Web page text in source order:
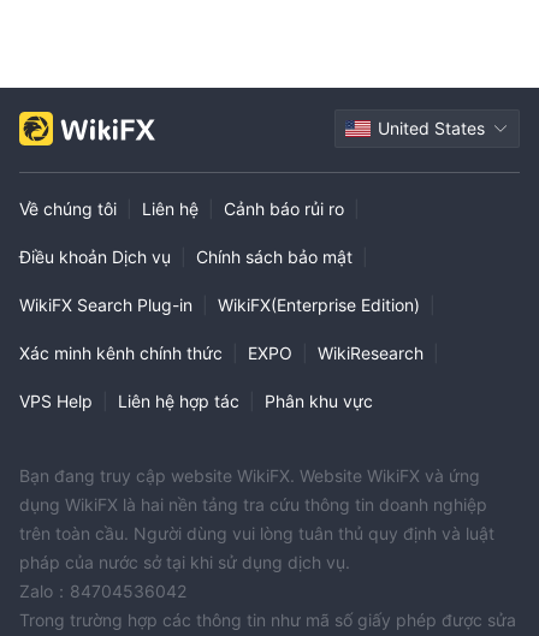
United States
Về chúng tôi Liên hệ Cảnh báo rủi ro
Điều khoản Dịch vụ Chính sách bảo mật
WikiFX Search Plug-in WikiFX(Enterprise Edition)
Xác minh kênh chính thức EXPO WikiResearch
VPS Help Liên hệ hợp tác Phân khu vực
Bạn đang truy cập website WikiFX. Website WikiFX và ứng
dụng WikiFX là hai nền tảng tra cứu thông tin doanh nghiệp
trên toàn cầu. Người dùng vui lòng tuân thủ quy định và luật
pháp của nước sở tại khi sử dụng dịch vụ.
Zalo：84704536042
Trong trường hợp các thông tin như mã số giấy phép được sửa